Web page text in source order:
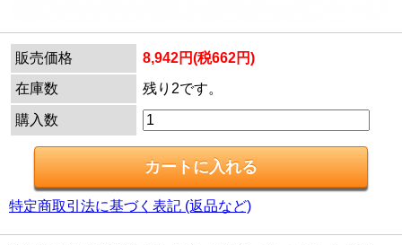
販売価格
8,942円(税662円)
在庫数
残り2です。
購入数
特定商取引法に基づく表記 (返品など)